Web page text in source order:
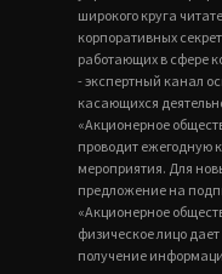
широкого круга
корпоративных
работающих в сфере
- экспертный канал
касающихся
«Акционерное
проводит ежегодную
мероприятия. Для
предложение на
«Акционерное
физическое лицо
получение